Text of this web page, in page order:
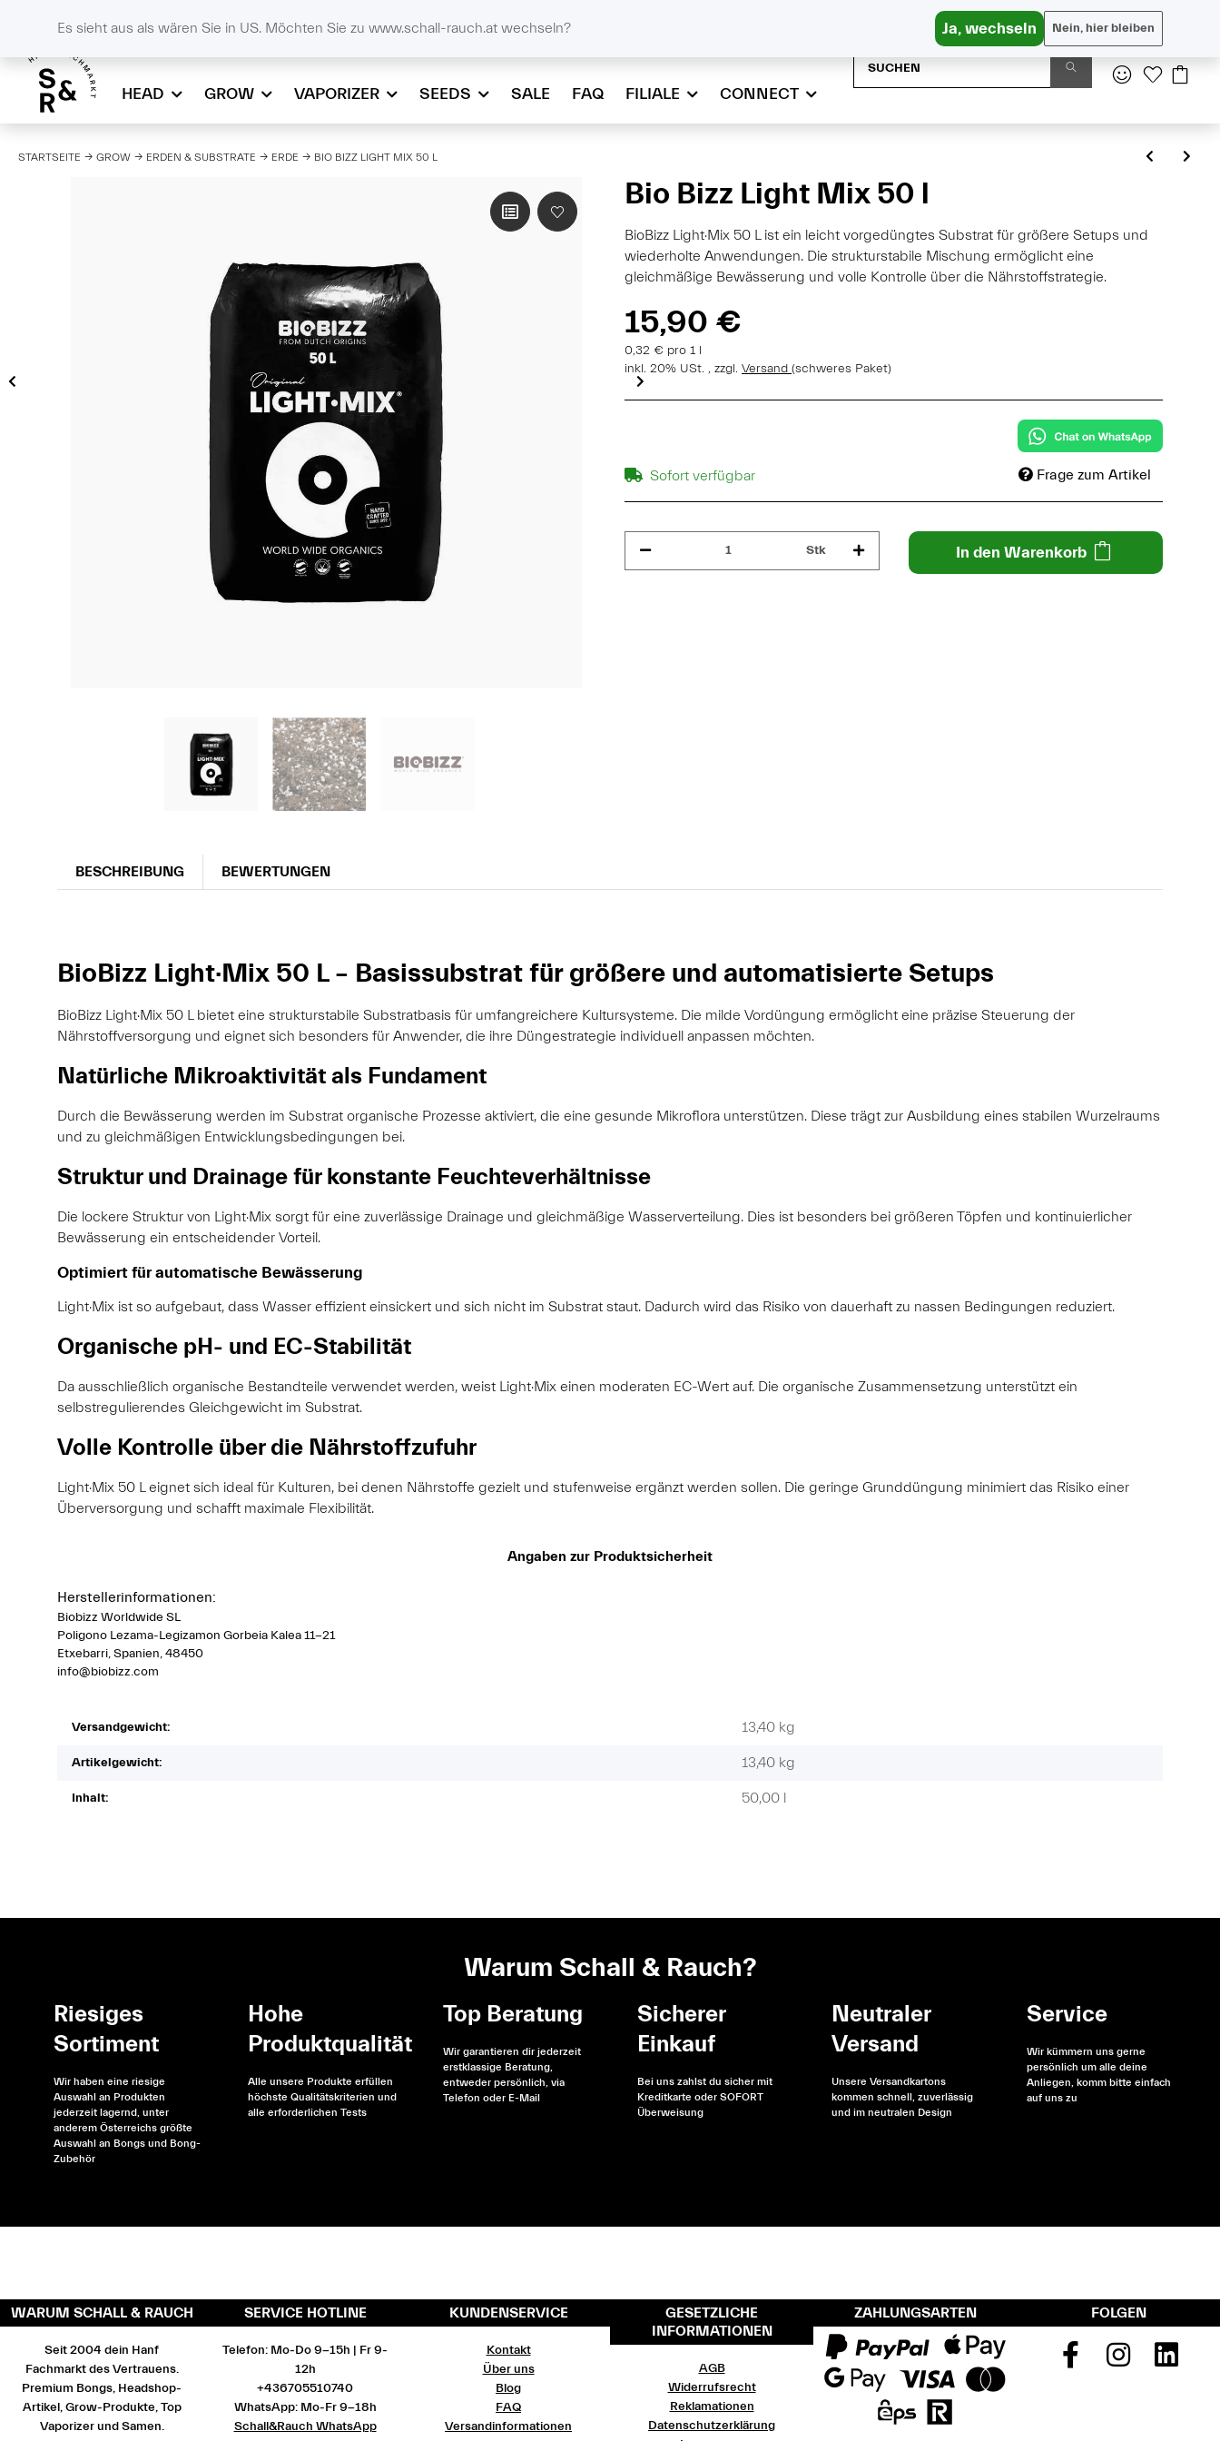
Versandkostenfrei in AT ab € 65, DE ab € 95
HEAD GROW VAPORIZER SEEDS SALE FAQ FILIALE CONNECT
STARTSEITE GROW ERDEN & SUBSTRATE ERDE BIO BIZZ LIGHT MIX 50 L
Bio Bizz Light Mix 50 l
BioBizz Light·Mix 50 L ist ein leicht vorgedüngtes Substrat für größere Setups und
wiederholte Anwendungen. Die strukturstabile Mischung ermöglicht eine
gleichmäßige Bewässerung und volle Kontrolle über die Nährstoffstrategie.
15,90 €
0,32 € pro 1 l
inkl. 20% USt. , zzgl. Versand (schweres Paket)
Sofort verfügbar Frage zum Artikel
Stk In den Warenkorb
BESCHREIBUNG BEWERTUNGEN
BioBizz Light·Mix 50 L – Basissubstrat für größere und automatisierte Setups
BioBizz Light·Mix 50 L bietet eine strukturstabile Substratbasis für umfangreichere Kultursysteme. Die milde Vordüngung ermöglicht eine präzise Steuerung der
Nährstoffversorgung und eignet sich besonders für Anwender, die ihre Düngestrategie individuell anpassen möchten.
Natürliche Mikroaktivität als Fundament
Durch die Bewässerung werden im Substrat organische Prozesse aktiviert, die eine gesunde Mikroflora unterstützen. Diese trägt zur Ausbildung eines stabilen Wurzelraums
und zu gleichmäßigen Entwicklungsbedingungen bei.
Struktur und Drainage für konstante Feuchteverhältnisse
Die lockere Struktur von Light·Mix sorgt für eine zuverlässige Drainage und gleichmäßige Wasserverteilung. Dies ist besonders bei größeren Töpfen und kontinuierlicher
Bewässerung ein entscheidender Vorteil.
Optimiert für automatische Bewässerung
Light·Mix ist so aufgebaut, dass Wasser effizient einsickert und sich nicht im Substrat staut. Dadurch wird das Risiko von dauerhaft zu nassen Bedingungen reduziert.
Organische pH- und EC-Stabilität
Da ausschließlich organische Bestandteile verwendet werden, weist Light·Mix einen moderaten EC-Wert auf. Die organische Zusammensetzung unterstützt ein
selbstregulierendes Gleichgewicht im Substrat.
Volle Kontrolle über die Nährstoffzufuhr
Light·Mix 50 L eignet sich ideal für Kulturen, bei denen Nährstoffe gezielt und stufenweise ergänzt werden sollen. Die geringe Grunddüngung minimiert das Risiko einer
Überversorgung und schafft maximale Flexibilität.
Angaben zur Produktsicherheit
Herstellerinformationen:
Biobizz Worldwide SL
Poligono Lezama-Legizamon Gorbeia Kalea 11-21
Etxebarri, Spanien, 48450
info@biobizz.com
Versandgewicht: 13,40 kg
Artikelgewicht: 13,40 kg
Inhalt: 50,00 l
Warum Schall & Rauch?
Riesiges
Sortiment
Wir haben eine riesige
Auswahl an Produkten
jederzeit lagernd, unter
anderem Österreichs größte
Auswahl an Bongs und Bong-
Zubehör
Hohe
Produktqualität
Alle unsere Produkte erfüllen
höchste Qualitätskriterien und
alle erforderlichen Tests
Top Beratung
Wir garantieren dir jederzeit
erstklassige Beratung,
entweder persönlich, via
Telefon oder E-Mail
Sicherer
Einkauf
Bei uns zahlst du sicher mit
Kreditkarte oder SOFORT
Überweisung
Neutraler
Versand
Unsere Versandkartons
kommen schnell, zuverlässig
und im neutralen Design
Service
Wir kümmern uns gerne
persönlich um alle deine
Anliegen, komm bitte einfach
auf uns zu
WARUM SCHALL & RAUCH
Seit 2004 dein Hanf
Fachmarkt des Vertrauens.
Premium Bongs, Headshop-
Artikel, Grow-Produkte, Top
Vaporizer und Samen.
SERVICE HOTLINE
Telefon: Mo-Do 9-15h | Fr 9-
12h
+436705510740
WhatsApp: Mo-Fr 9-18h
Schall&Rauch WhatsApp
KUNDENSERVICE
Kontakt
Über uns
Blog
FAQ
Versandinformationen
GESETZLICHE
INFORMATIONEN
AGB
Widerrufsrecht
Reklamationen
Datenschutzerklärung
ZAHLUNGSARTEN FOLGEN
Es sieht aus als wären Sie in US. Möchten Sie zu www.schall-rauch.at wechseln? Ja, wechseln Nein, hier bleiben